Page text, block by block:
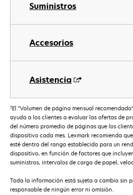
Suministros
Accesorios
Asistencia
†El "Volumen de página mensual
ayuda a los clientes a evaluar las ofertas de
del número promedio de páginas que los
dispositivo cada mes. Lexmark recomienda
esté dentro del rango establecido para un
dispositivo, en función de factores que
suministros, intervalos de carga de papel,
Toda la información está sujeta a cambio sin
responsable de ningún error ni omisión.